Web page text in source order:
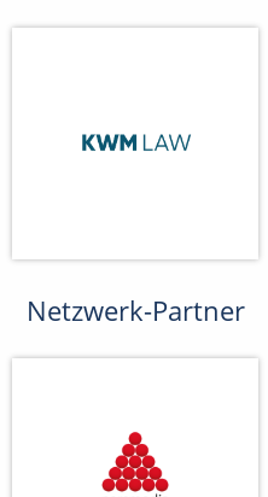
Netzwerk-Partner